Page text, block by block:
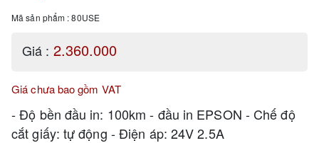
Mã sản phẩm :80USE
Giá : 2.360.000
Giá chưa bao gồm VAT
- Độ bền đầu in: 100km - đầu in EPSON - Chế độ
cắt giấy: tự động - Điện áp: 24V 2.5A